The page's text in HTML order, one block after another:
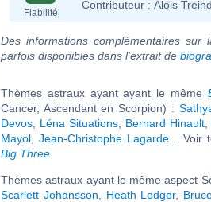
Fiabilité
Contributeur : Alois
Des informations complémentaires
parfois disponibles dans l'extrait de
Thèmes astraux ayant ayant le même
Cancer, Ascendant en Scorpion) :
Devos
Léna Situations Bernard Hinault
Mayol ,Jean-Christophe Lagarde ... Voir
Big Three
Thèmes astraux ayant le même aspect
Scarlett Johansson
Heath Ledger,